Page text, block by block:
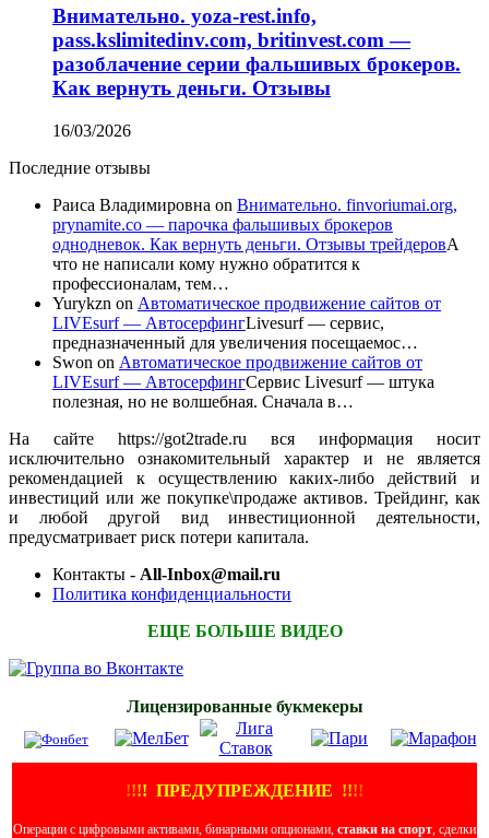
Внимательно. yoza-rest.info,
pass.kslimitedinv.com, britinvest.com —
разоблачение серии фальшивых брокеров.
Как вернуть деньги. Отзывы
16/03/2026
Последние отзывы
Раиса Владимировна on Внимательно. finvoriumai.org,
prynamite.co — парочка фальшивых брокеров
однодневок. Как вернуть деньги. Отзывы трейдеровА
что не написали кому нужно обратится к
профессионалам, тем…
Yurykzn on Автоматическое продвижение сайтов от
LIVEsurf — АвтосерфингLivesurf — сервис,
предназначенный для увеличения посещаемос…
Swon on Автоматическое продвижение сайтов от
LIVEsurf — АвтосерфингСервис Livesurf — штука
полезная, но не волшебная. Сначала в…
На сайте https://got2trade.ru вся информация носит
исключительно ознакомительный характер и не является
рекомендацией к осуществлению каких-либо действий и
инвестиций или же покупке\продаже активов. Трейдинг, как
и любой другой вид инвестиционной деятельности,
предусматривает риск потери капитала.
Контакты - All-Inbox@mail.ru
Политика конфиденциальности
ЕЩЕ БОЛЬШЕ ВИДЕО
Лицензированные букмекеры
!!!! ПРЕДУПРЕЖДЕНИЕ !!!!
Операции с цифровыми активами, бинарными опционами, ставки на спорт , сделки